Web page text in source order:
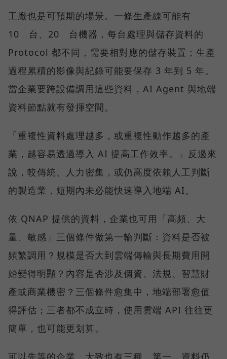
工廠也是可預期的場景。一條生產線可能有
10 台、20 台機器，每台處理與儲存資料的
Protocol 都不同，需要相對應的儲存裝置；生產
過程累積的影像與紀錄可能要保存 3 年到 5 年。
當企業要跨設備調用這些資料，AI Agent 與地端
資料節點就有發揮空間。
「重複性資料處理越多，或重複性動作越多的產
業，越容易透過導入 AI 提高工作效率。」反過來
說，較傳統、人力密集，或仍高度依賴人工判斷
的製造業，短期內未必能快速導入地端 AI。
依 QNAP 提供的資料，企業也可用「高頻、大
量、敏感」三個條件做第一輪判斷：資料是否被
頻繁調用？規模是否大到雲端傳輸與長期費用開
始變得明顯？內容是否涉及個資、法規、智慧財
產或商業機密？三個條件愈集中，地端部署愈值
得評估；三者都不成立時，使用雲端 API 往往更
簡單，也可能更划算。
可以先等的企業，大致也有三種。第一，資料仍